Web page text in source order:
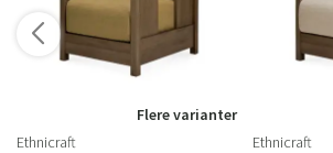
Flere varianter
Ethnicraft
Ethnicraft